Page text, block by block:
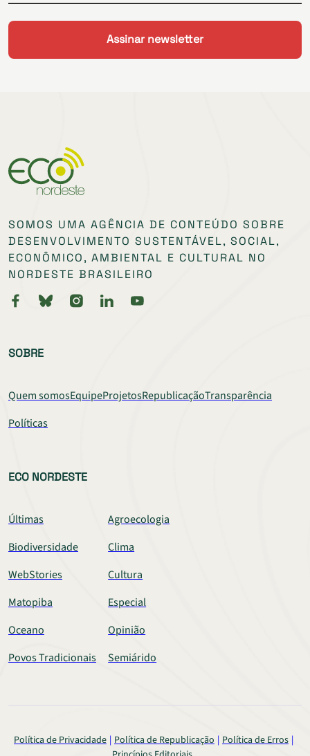
SOMOS UMA AGÊNCIA DE CONTEÚDO SOBRE
DESENVOLVIMENTO SUSTENTÁVEL, SOCIAL,
ECONÔMICO, AMBIENTAL E CULTURAL NO
NORDESTE BRASILEIRO
SOBRE
Quem somosEquipeProjetosRepublicaçãoTransparência
Políticas
ECO NORDESTE
Últimas
Agroecologia
Biodiversidade
Clima
WebStories
Cultura
Matopiba
Especial
Oceano
Opinião
Povos Tradicionais
Semiárido
Política de Privacidade Política de Republicação Política de Erros